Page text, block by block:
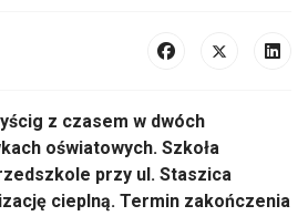
ścig z czasem w dwóch
oświatowych. Szkoła
przy ul. Staszica
cieplną. Termin zakończenia